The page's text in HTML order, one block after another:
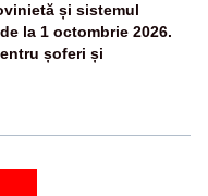
și sistemul
la 1 octombrie 2026.
șoferi și